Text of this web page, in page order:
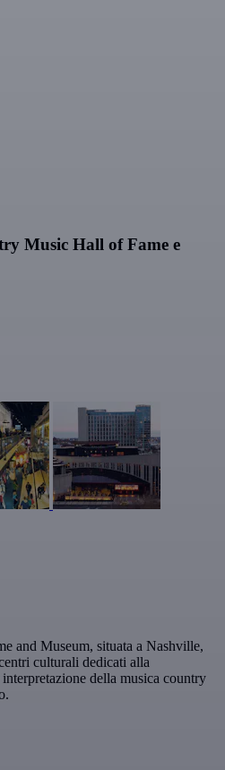
Music Hall of Fame e
and Museum, situata a Nashville,
culturali dedicati alla
della musica country